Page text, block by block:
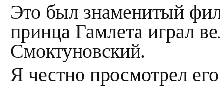
Это был знаменитый
принца Гамлета играл
Смоктуновский.
Я честно просмотрел